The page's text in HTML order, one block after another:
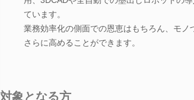
ています。
業務効率化の側面での恩恵はもちろん、モ
さらに高めることができます。
対象となる方